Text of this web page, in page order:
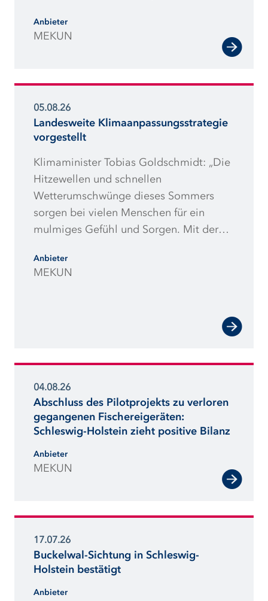
Vorbehalt und zu geringe
Anbieter
MEKUN
05.08.26
Landesweite Klimaanpassungsstrategie
vorgestellt
Klimaminister Tobias Goldschmidt: „Die
Hitzewellen und schnellen
Wetterumschwünge dieses Sommers
sorgen bei vielen Menschen für ein
mulmiges Gefühl und Sorgen. Mit der
Klimaanpassungsstrategie will die
Anbieter
MEKUN
04.08.26
Abschluss des Pilotprojekts zu verloren
gegangenen Fischereigeräten:
Schleswig-Holstein zieht positive Bilanz
Anbieter
MEKUN
17.07.26
Buckelwal-Sichtung in Schleswig-
Holstein bestätigt
Anbieter